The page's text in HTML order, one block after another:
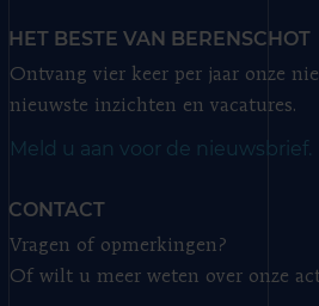
HET BESTE VAN BERENSCHOT
Ontvang vier keer per jaar onze
nieuwste inzichten en vacatures.
Meld u aan voor de nieuwsbrief.
CONTACT
Vragen of opmerkingen?
Of wilt u meer weten over onze